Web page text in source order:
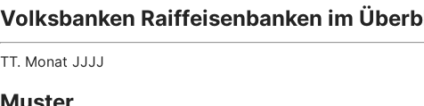
Volksbanken Raiffeisenbanken im
TT. Monat JJJJ